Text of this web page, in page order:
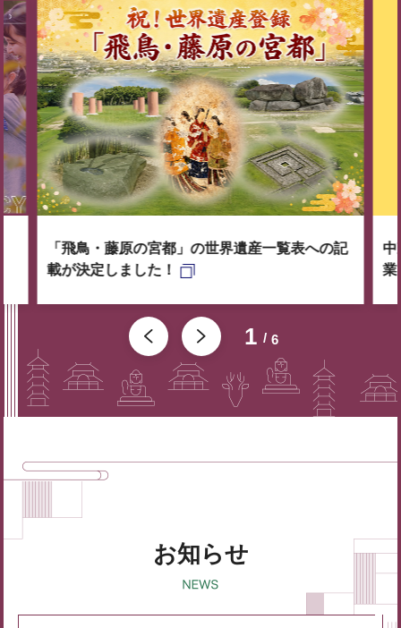
1 6
「飛鳥・藤原の宮都」の世界遺産一覧表への記
載が決定しました！
中
業
お知らせ